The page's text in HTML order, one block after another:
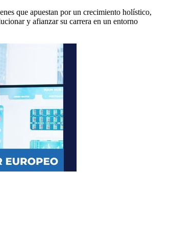
que apuestan por un crecimiento holístico,
y afianzar su carrera en un entorno